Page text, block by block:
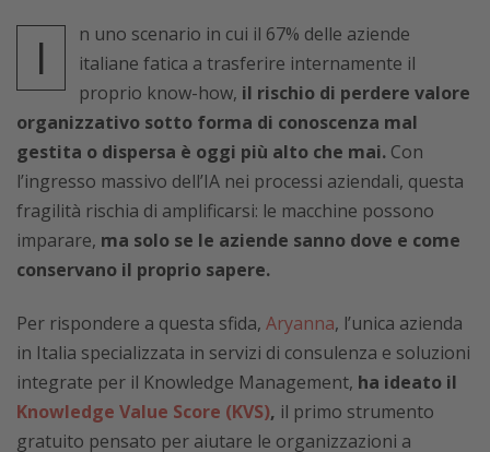
I
n uno scenario in cui il 67% delle aziende
italiane fatica a trasferire internamente il
proprio know-how, il rischio di perdere valore
organizzativo sotto forma di conoscenza mal
gestita o dispersa è oggi più alto che mai. Con
l’ingresso massivo dell’IA nei processi aziendali, questa
fragilità rischia di amplificarsi: le macchine possono
imparare, ma solo se le aziende sanno dove e come
conservano il proprio sapere.
Per rispondere a questa sfida, Aryanna, l’unica azienda
in Italia specializzata in servizi di consulenza e soluzioni
integrate per il Knowledge Management, ha ideato il
Knowledge Value Score (KVS), il primo strumento
gratuito pensato per aiutare le organizzazioni a